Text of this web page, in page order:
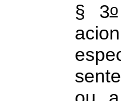
§ 3o